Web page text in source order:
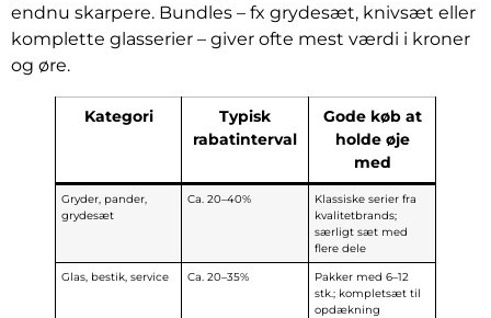
endnu skarpere. Bundles – fx grydesæt, knivsæt eller
komplette glasserier – giver ofte mest værdi i kroner
og øre.
Kategori
Typisk
rabatinterval
Gode køb at
holde øje
med
Gryder, pander,
grydesæt
Ca. 20–40%
Klassiske serier fra
kvalitetbrands;
særligt sæt med
flere dele
Glas, bestik, service
Ca. 20–35%
Pakker med 6–12
stk.; kompletsæt til
opdækning